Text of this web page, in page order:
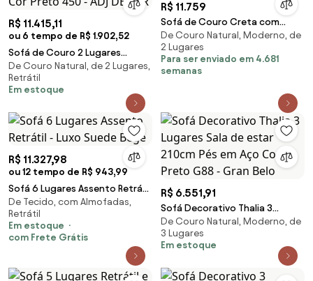
R$ 11.415,11
ou 6 tempo de R$ 1.902,52
Sofá de Couro 2 Lugares
Alabama 230cm USB M06 Cor
Preto 450 - ADJ DECOR
De Couro Natural, de 2 Lugares,
Retrátil
Em estoque
R$ 11.759
Sofá de Couro Creta com
Chaise Mempra Estofados
De Couro Natural, Moderno, de
2 Lugares
Para ser enviado em 4.681
semanas
R$ 11.327,98
ou 12 tempo de R$ 943,99
Sofá 6 Lugares Assento Retrátil
- Luxo Suede Bege
De Tecido, com Almofadas,
Retrátil
Em estoque
com Frete Grátis
R$ 6.551,91
Sofá Decorativo Thalia 3
Lugares Sala de estar 210cm
Pés em Aço Couro Preto G88 -
Gran Belo
De Couro Natural, Moderno, de
3 Lugares
Em estoque